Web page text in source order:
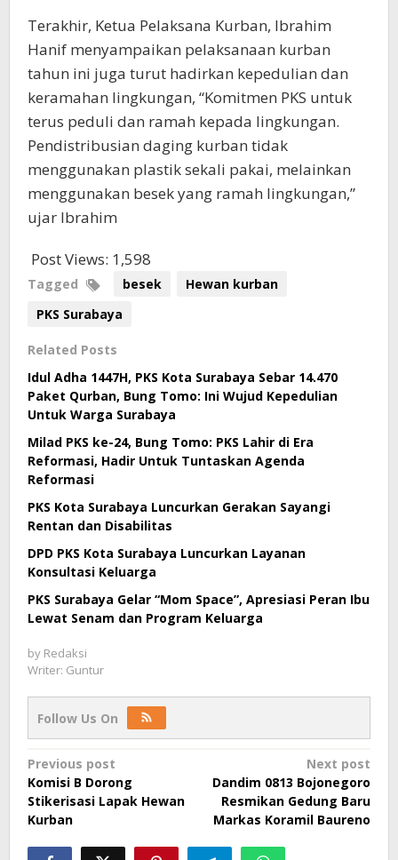
Terakhir, Ketua Pelaksana Kurban, Ibrahim
Hanif menyampaikan pelaksanaan kurban
tahun ini juga turut hadirkan kepedulian dan
keramahan lingkungan, “Komitmen PKS untuk
terus peduli dan ramah kepada lingkungan.
Pendistribusian daging kurban tidak
menggunakan plastik sekali pakai, melainkan
menggunakan besek yang ramah lingkungan,”
ujar Ibrahim
Post Views: 1,598
Tagged besek
Hewan kurban
PKS Surabaya
Related Posts
Idul Adha 1447H, PKS Kota Surabaya Sebar 14.470
Paket Qurban, Bung Tomo: Ini Wujud Kepedulian
Untuk Warga Surabaya
Milad PKS ke-24, Bung Tomo: PKS Lahir di Era
Reformasi, Hadir Untuk Tuntaskan Agenda
Reformasi
PKS Kota Surabaya Luncurkan Gerakan Sayangi
Rentan dan Disabilitas
DPD PKS Kota Surabaya Luncurkan Layanan
Konsultasi Keluarga
PKS Surabaya Gelar “Mom Space”, Apresiasi Peran Ibu
Lewat Senam dan Program Keluarga
by Redaksi
Writer: Guntur
Follow Us On
Post
navigation
Previous post
Komisi B Dorong
Stikerisasi Lapak Hewan
Kurban
Next post
Dandim 0813 Bojonegoro
Resmikan Gedung Baru
Markas Koramil Baureno